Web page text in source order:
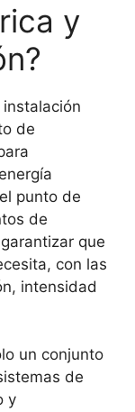
y
de
punto de
de
que
con las
intensidad
un conjunto
de
y